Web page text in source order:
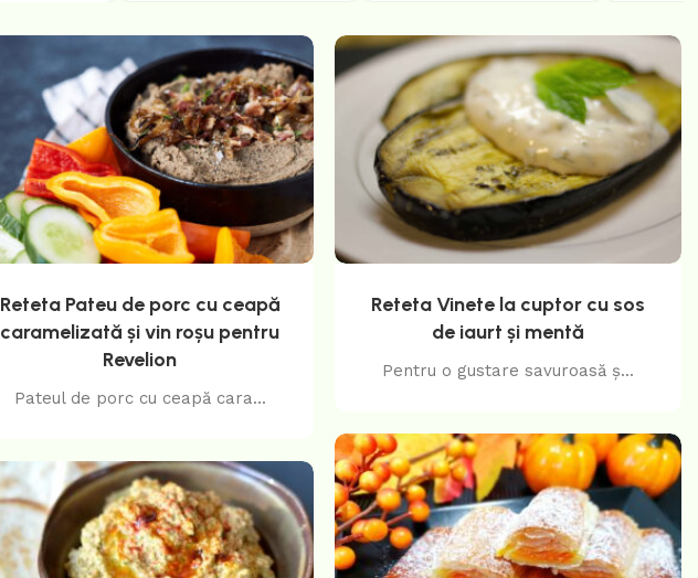
Reteta Pateu de porc cu ceapă
caramelizată și vin roșu pentru
Revelion
Pateul de porc cu ceapă cara...
Reteta Vinete la cuptor cu sos
de iaurt și mentă
Pentru o gustare savuroasă ș...